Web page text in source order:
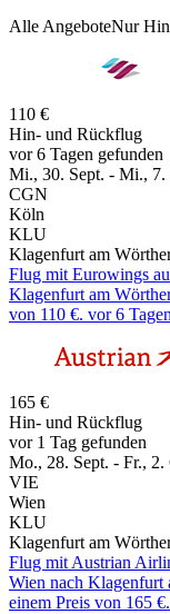
Alle AngeboteNur
110 €
Hin- und Rückflug
vor 6 Tagen gefunden
Mi., 30. Sept. - Mi., 7.
CGN
Köln
KLU
Klagenfurt am
Flug mit Eurowings
Klagenfurt am
von 110 €. vor 6
165 €
Hin- und Rückflug
vor 1 Tag gefunden
Mo., 28. Sept. - Fr., 2.
VIE
Wien
KLU
Klagenfurt am
Flug mit Austrian
Wien nach Klagenfurt
einem Preis von 165